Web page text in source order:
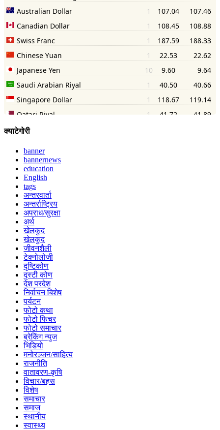
क्याटेगोरी
banner
bannernews
education
English
tags
अन्तरवार्ता
अन्तर्राष्ट्रिय
अपराध/सुरक्षा
अर्थ
खेलकुद
खेलकुद
जीवनशैली
टेक्नोलोजी
दृष्टिकोण
दृस्टी कोण
देश परदेश
निर्वाचन बिशेष
पर्यटन
फोटो कथा
फोटो फिचर
फोटो समाचार
ब्रेकिंग न्युज
भिडियो
मनोरञ्जन/साहित्य
राजनीति
वातावरण-कृषि
विचार/बहस
विशेष
समाचार
समाज
स्थानीय
स्वास्थ्य